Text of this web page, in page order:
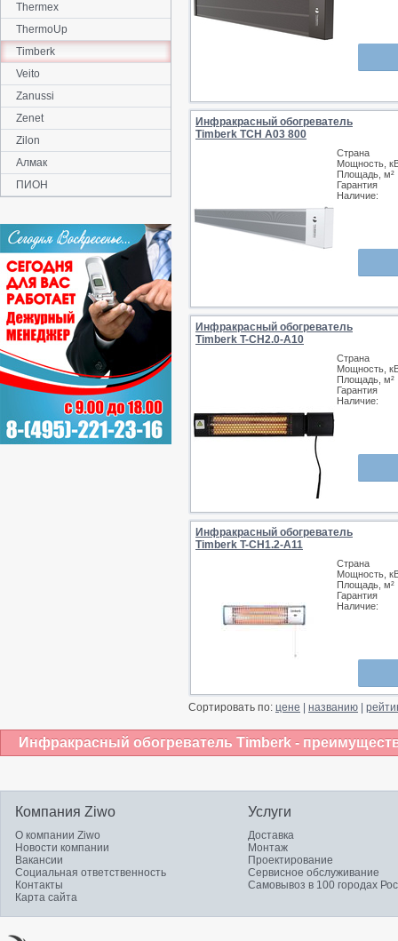
Инфракрасный обогреватель
Timberk TCH A03 800
Страна
Мощность,
Площадь, м²
Гарантия
Наличие:
Инфракрасный обогреватель
Timberk T-CH2.0-A10
Страна
Мощность,
Площадь, м²
Гарантия
Наличие:
Инфракрасный обогреватель
Timberk T-CH1.2-A11
Страна
Мощность,
Площадь, м²
Гарантия
Наличие:
Сортировать по: цене названию
Thermex
ThermoUp
Timberk
Veito
Zanussi
Zenet
Zilon
Алмак
ПИОН
Инфракрасный обогреватель Timberk -
Компания Ziwo
О компании Ziwo
Новости компании
Вакансии
Социальная ответственность
Контакты
Карта сайта
Услуги
Доставка
Монтаж
Проектирование
Сервисное обслуживание
Самовывоз в 100 городах